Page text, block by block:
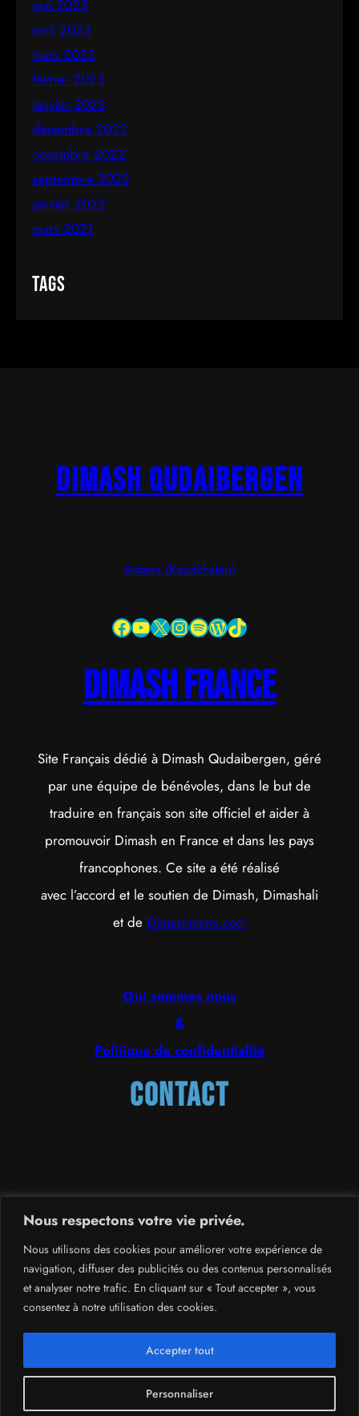
Nous respectons votre vie privée.
Nous utilisons des cookies pour améliorer votre expérience de
navigation, diffuser des publicités ou des contenus personnalisés
et analyser notre trafic. En cliquant sur « Tout accepter », vous
consentez à notre utilisation des cookies.
Personnaliser
Accepter tout
mai 2023
avril 2023
mars 2023
février 2023
janvier 2023
décembre 2022
novembre 2022
septembre 2022
janvier 2022
mars 2021
Tags
Dimash Qudaibergen
Astana (Kazakhstan)
Facebook YouTube X InstagramSpotify WordPress TikTok
dimash france
Site Français dédié à Dimash Qudaibergen, géré
par une équipe de bénévoles, dans le but de
traduire en français son site officiel et aider à
promouvoir Dimash en France et dans les pays
francophones. Ce site a été réalisé
avec l’accord et le soutien de Dimash, Dimashali
et de Dimashnews.com
Qui sommes nous
&
Politique de confidentialité
Contact
contact.dimashfrance@gmail.com
Facebook YouTube X InstagramSpotify TikTok
© Copyright 2023/ Dimash
France /We Need Dimash
Rising Themesand